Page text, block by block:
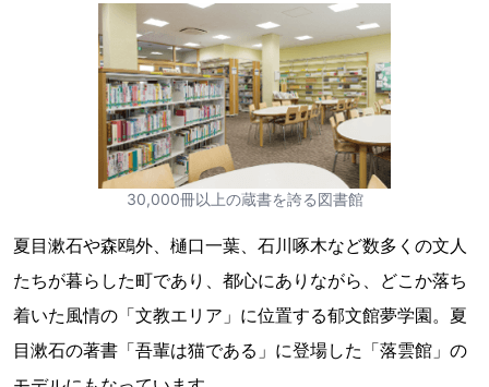
30,000冊以上の蔵書を誇る図書館
夏目漱石や森鴎外、樋口一葉、石川啄木など数多くの文人
たちが暮らした町であり、都心にありながら、どこか落ち
着いた風情の「文教エリア」に位置する郁文館夢学園。夏
目漱石の著書「吾輩は猫である」に登場した「落雲館」の